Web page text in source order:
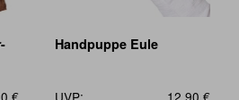
€
Handpuppe Eule
UVP: 12,90 €